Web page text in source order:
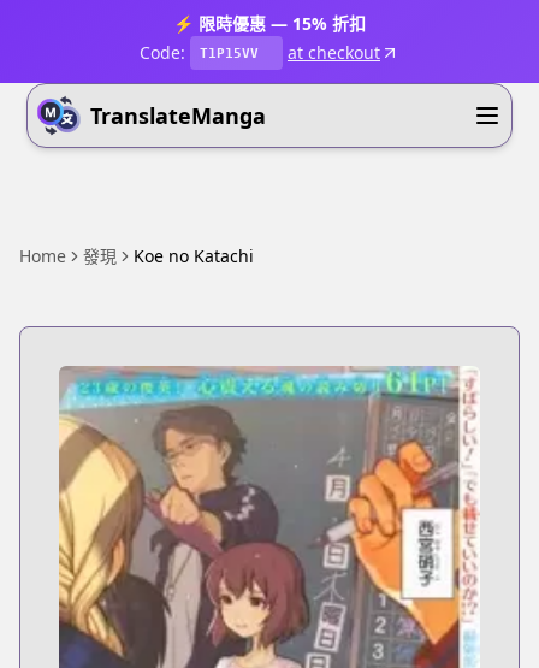
⚡ 限時優惠 — 15% 折扣
Code:
T1P15VV at checkout
TranslateManga
Home 發現 Koe no Katachi